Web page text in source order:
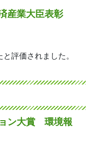
産業大臣表彰
評価されました。
ン大賞 環境報